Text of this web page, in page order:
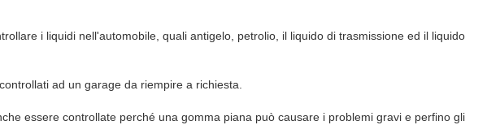
i liquidi nell'automobile, quali antigelo, petrolio, il liquido di trasmissione ed il liquido
ad un garage da riempire a richiesta.
essere controllate perché una gomma piana può causare i problemi gravi e perfino gli